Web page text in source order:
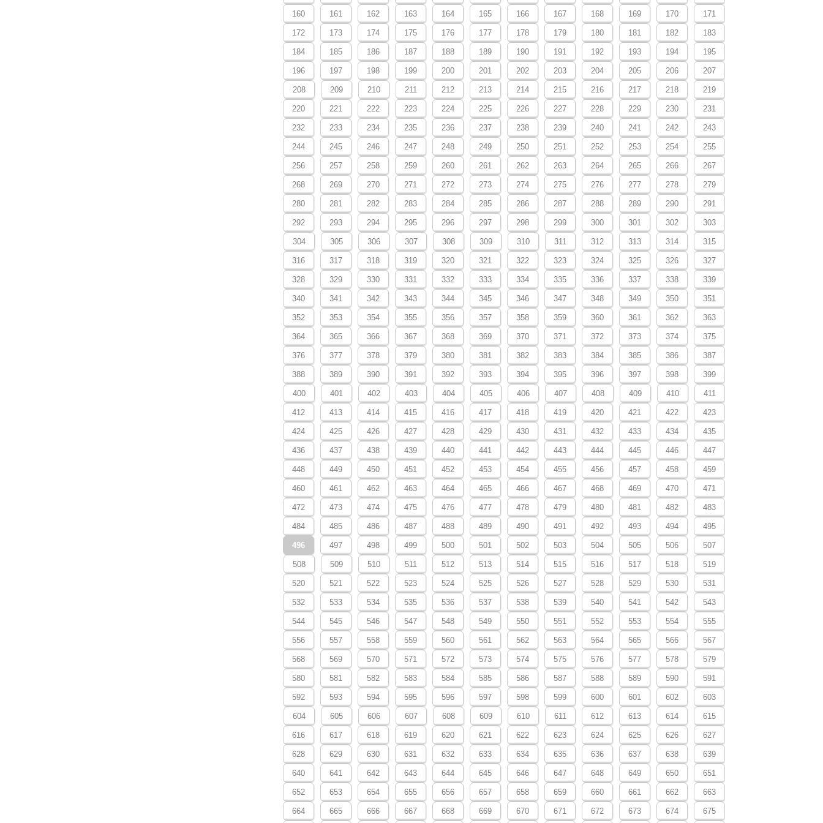
160 161 162 163 164 165 166 167 168 169 170 171
172 173 174 175 176 177 178 179 180 181 182 183
184 185 186 187 188 189 190 191 192 193 194 195
196 197 198 199 200 201 202 203 204 205 206 207
208 209 210 211 212 213 214 215 216 217 218 219
220 221 222 223 224 225 226 227 228 229 230 231
232 233 234 235 236 237 238 239 240 241 242 243
244 245 246 247 248 249 250 251 252 253 254 255
256 257 258 259 260 261 262 263 264 265 266 267
268 269 270 271 272 273 274 275 276 277 278 279
280 281 282 283 284 285 286 287 288 289 290 291
292 293 294 295 296 297 298 299 300 301 302 303
304 305 306 307 308 309 310 311 312 313 314 315
316 317 318 319 320 321 322 323 324 325 326 327
328 329 330 331 332 333 334 335 336 337 338 339
340 341 342 343 344 345 346 347 348 349 350 351
352 353 354 355 356 357 358 359 360 361 362 363
364 365 366 367 368 369 370 371 372 373 374 375
376 377 378 379 380 381 382 383 384 385 386 387
388 389 390 391 392 393 394 395 396 397 398 399
400 401 402 403 404 405 406 407 408 409 410 411
412 413 414 415 416 417 418 419 420 421 422 423
424 425 426 427 428 429 430 431 432 433 434 435
436 437 438 439 440 441 442 443 444 445 446 447
448 449 450 451 452 453 454 455 456 457 458 459
460 461 462 463 464 465 466 467 468 469 470 471
472 473 474 475 476 477 478 479 480 481 482 483
484 485 486 487 488 489 490 491 492 493 494 495
496 497 498 499 500 501 502 503 504 505 506 507
508 509 510 511 512 513 514 515 516 517 518 519
520 521 522 523 524 525 526 527 528 529 530 531
532 533 534 535 536 537 538 539 540 541 542 543
544 545 546 547 548 549 550 551 552 553 554 555
556 557 558 559 560 561 562 563 564 565 566 567
568 569 570 571 572 573 574 575 576 577 578 579
580 581 582 583 584 585 586 587 588 589 590 591
592 593 594 595 596 597 598 599 600 601 602 603
604 605 606 607 608 609 610 611 612 613 614 615
616 617 618 619 620 621 622 623 624 625 626 627
628 629 630 631 632 633 634 635 636 637 638 639
640 641 642 643 644 645 646 647 648 649 650 651
652 653 654 655 656 657 658 659 660 661 662 663
664 665 666 667 668 669 670 671 672 673 674 675